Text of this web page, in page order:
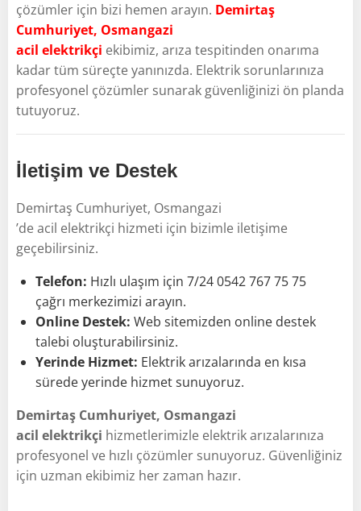
çözümler için bizi hemen arayın. Demirtaş
Cumhuriyet, Osmangazi
acil elektrikçi ekibimiz, arıza tespitinden onarıma
kadar tüm süreçte yanınızda. Elektrik sorunlarınıza
profesyonel çözümler sunarak güvenliğinizi ön planda
tutuyoruz.
İletişim ve Destek
Demirtaş Cumhuriyet, Osmangazi
’de acil elektrikçi hizmeti için bizimle iletişime
geçebilirsiniz.
Telefon: Hızlı ulaşım için 7/24 0542 767 75 75
çağrı merkezimizi arayın.
Online Destek: Web sitemizden online destek
talebi oluşturabilirsiniz.
Yerinde Hizmet: Elektrik arızalarında en kısa
sürede yerinde hizmet sunuyoruz.
Demirtaş Cumhuriyet, Osmangazi
acil elektrikçi hizmetlerimizle elektrik arızalarınıza
profesyonel ve hızlı çözümler sunuyoruz. Güvenliğiniz
için uzman ekibimiz her zaman hazır.